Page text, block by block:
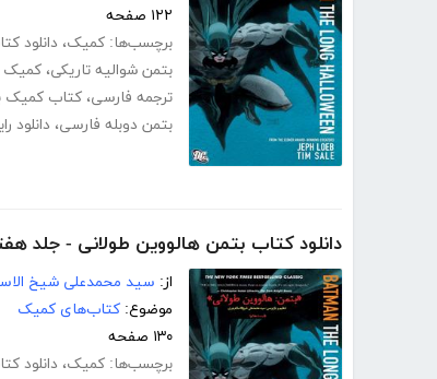
۱۲۲ صفحه
برچسب‌ها: کمیک، دانلود
بتمن شوالیه تاریکی، کمیک
ترجمه فارسی، کتاب کمیک
بتمن دوبله فارسی، دانلود
دانلود کتاب بتمن هالووین طولانی - جلد
از: سید محمدعلی شیخ
موضوع: کتاب‌های کمیک
۱۳۰ صفحه
برچسب‌ها: کمیک، دانلود